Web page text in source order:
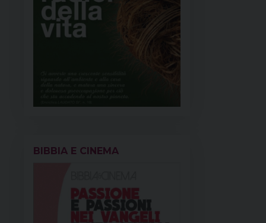
BIBBIA E CINEMA